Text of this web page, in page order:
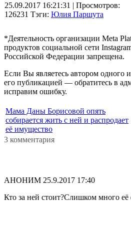
25.09.2017 16:21:31 | Просмотров:
126231 Тэги: Юлия Паршута
*Деятельность организации Meta
продуктов социальной сети
Российской Федерации запрещена.
Если Вы являетесь автором одного
его публикацией — обратитесь в
исправим ошибку.
Мама Даны Борисовой опять
собирается жить с ней и распродает
её имущество
3 комментария
АНОНИМ 25.9.2017 17:40
Кто за ней стоит?Слишком много её